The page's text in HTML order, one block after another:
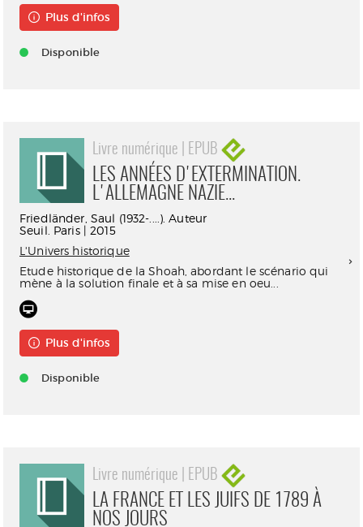
Plus d'infos
Disponible
Livre numérique | EPUB
LES ANNÉES D'EXTERMINATION.
L'ALLEMAGNE NAZIE...
Friedländer, Saul (1932-....). Auteur
Seuil. Paris | 2015
L'Univers historique
Etude historique de la Shoah, abordant le scénario qui
mène à la solution finale et à sa mise en oeu...
Plus d'infos
Disponible
Livre numérique | EPUB
LA FRANCE ET LES JUIFS DE 1789 À
NOS JOURS